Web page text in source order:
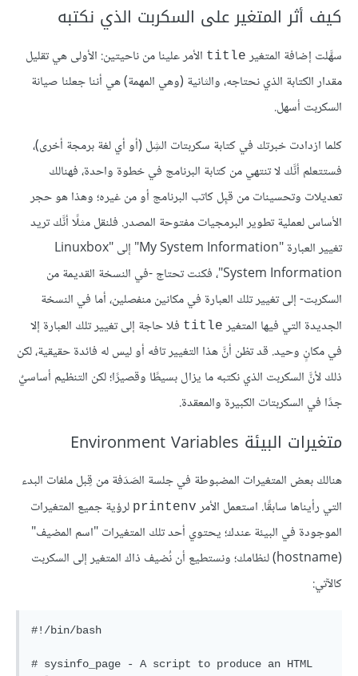
كيف أثر المتغير على السكربت الذي نكتبه
سهَّلت إضافة المتغير title الأمر علينا من ناحيتين: الأولى هي تقليل
مقدار الكتابة الذي نحتاجه، والثانية (وهي المهمة) هي أننا جعلنا صيانة
السكربت أسهل.
كلما ازدادت خبرتك في كتابة سكربتات الشِل (أو أي لغة برمجة أخرى)،
فستتعلم أنَّك لا تنتهي من كتابة البرنامج في خطوة واحدة، فهنالك
تعديلات وتحسينات من قبِل كاتب البرنامج أو من غيره؛ وهذا هو حجر
الأساس لعملية تطوير البرمجيات مفتوحة المصدر. فلنقل مثلًا أنَّك تريد
تغيير العبارة "My System Information" إلى "Linuxbox
System Information"، فكنت تحتاج -في النسخة القديمة من
السكربت- إلى تغيير تلك العبارة في مكانين منفصلين، أما في النسخة
الجديدة التي فيها المتغير title فلا حاجة إلى تغيير تلك العبارة إلا
في مكانٍ وحيد. قد تظن أنَّ هذا التغيير تافه أو ليس له فائدة حقيقية، لكن
ذلك لأنَّ السكربت الذي نكتبه ما يزال بسيطًا وقصيرًا؛ لكن التنظيم أساسيٌ
جدًا في السكربتات الكبيرة والمعقدة.
متغيرات البيئة Environment Variables
هنالك بعض المتغيرات المضبوطة في جلسة الصَدَفة من قِبل ملفات البدء
التي رأيناها سابقًا. استعمل الأمر printenv لرؤية جميع المتغيرات
الموجودة في البيئة عندك؛ يحتوي أحد تلك المتغيرات "اسم المضيف"
(hostname) لنظامك؛ ونستطيع أن نُضيف ذاك المتغير إلى السكربت
كالآتي:
#!/bin/bash
# sysinfo_page - A script to produce an HTML